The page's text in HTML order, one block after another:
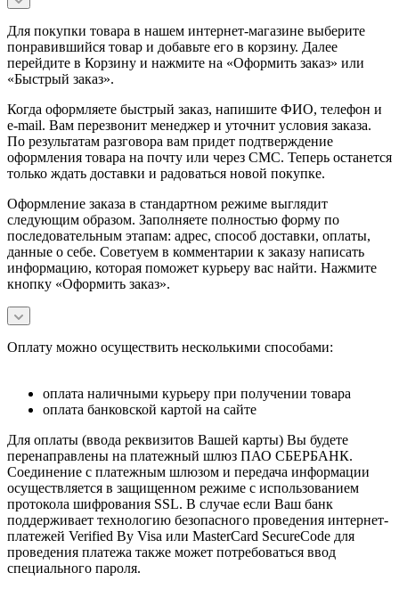
Для покупки товара в нашем интернет-магазине выберите
понравившийся товар и добавьте его в корзину. Далее
перейдите в Корзину и нажмите на «Оформить заказ» или
«Быстрый заказ».
Когда оформляете быстрый заказ, напишите ФИО, телефон и
e-mail. Вам перезвонит менеджер и уточнит условия заказа.
По результатам разговора вам придет подтверждение
оформления товара на почту или через СМС. Теперь останется
только ждать доставки и радоваться новой покупке.
Оформление заказа в стандартном режиме выглядит
следующим образом. Заполняете полностью форму по
последовательным этапам: адрес, способ доставки, оплаты,
данные о себе. Советуем в комментарии к заказу написать
информацию, которая поможет курьеру вас найти. Нажмите
кнопку «Оформить заказ».
Оплату можно осуществить несколькими способами:
оплата наличными курьеру при получении товара
оплата банковской картой на сайте
Для оплаты (ввода реквизитов Вашей карты) Вы будете
перенаправлены на платежный шлюз ПАО СБЕРБАНК.
Соединение с платежным шлюзом и передача информации
осуществляется в защищенном режиме с использованием
протокола шифрования SSL. В случае если Ваш банк
поддерживает технологию безопасного проведения интернет-
платежей Verified By Visa или MasterCard SecureCode для
проведения платежа также может потребоваться ввод
специального пароля.